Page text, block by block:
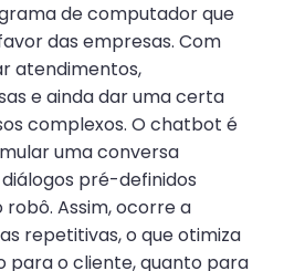
de computador que
das empresas. Com
atendimentos,
e ainda dar uma certa
complexos. O chatbot é
uma conversa
pré-definidos
robô. Assim, ocorre a
repetitivas, o que otimiza
o cliente, quanto para